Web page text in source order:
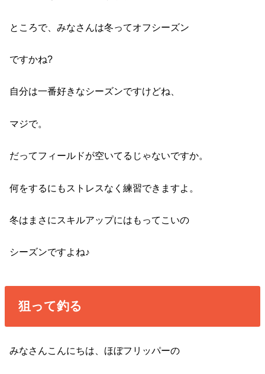
ところで、みなさんは冬ってオフシーズン
ですかね?
自分は一番好きなシーズンですけどね、
マジで。
だってフィールドが空いてるじゃないですか。
何をするにもストレスなく練習できますよ。
冬はまさにスキルアップにはもってこいの
シーズンですよね♪
狙って釣る
みなさんこんにちは、ほぼフリッパーの